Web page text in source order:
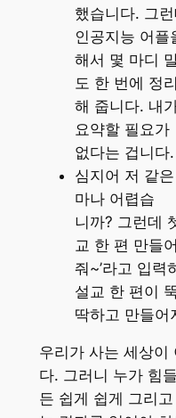
했습니다. 그
인공지능 어플
해서 몇 마디
도 한 번에 정리
해 줍니다. 내
요약할 필요가
없다는 겁니다.
심지어 저 같
마나 어렵습
니까? 그런데
교 한 편 만들어
줘~’라고 입력
설교 한 편이
딱하고 만들어
우리가 사는 세상이
다. 그러니 누가 힘
든 쉽게 쉽게 그리